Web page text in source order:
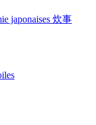
japonaises 炊事